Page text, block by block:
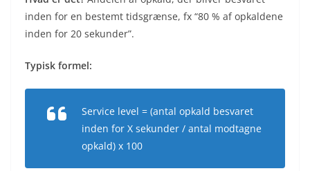
inden for en bestemt tidsgrænse, fx “80 % af opkaldene
inden for 20 sekunder”.
Typisk formel:
Service level = (antal opkald besvaret
inden for X sekunder / antal modtagne
opkald) x 100